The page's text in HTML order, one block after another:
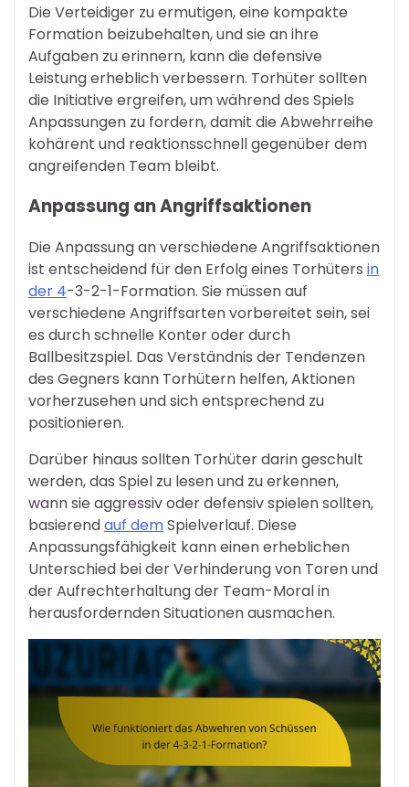
Die Verteidiger zu ermutigen, eine kompakte
Formation beizubehalten, und sie an ihre
Aufgaben zu erinnern, kann die defensive
Leistung erheblich verbessern. Torhüter sollten
die Initiative ergreifen, um während des Spiels
Anpassungen zu fordern, damit die Abwehrreihe
kohärent und reaktionsschnell gegenüber dem
angreifenden Team bleibt.
Anpassung an Angriffsaktionen
Die Anpassung an verschiedene Angriffsaktionen
ist entscheidend für den Erfolg eines Torhüters in
der 4-3-2-1-Formation. Sie müssen auf
verschiedene Angriffsarten vorbereitet sein, sei
es durch schnelle Konter oder durch
Ballbesitzspiel. Das Verständnis der Tendenzen
des Gegners kann Torhütern helfen, Aktionen
vorherzusehen und sich entsprechend zu
positionieren.
Darüber hinaus sollten Torhüter darin geschult
werden, das Spiel zu lesen und zu erkennen,
wann sie aggressiv oder defensiv spielen sollten,
basierendauf demSpielverlauf. Diese
Anpassungsfähigkeit kann einen erheblichen
Unterschied bei der Verhinderung von Toren und
der Aufrechterhaltung der Team-Moral in
herausfordernden Situationen ausmachen.